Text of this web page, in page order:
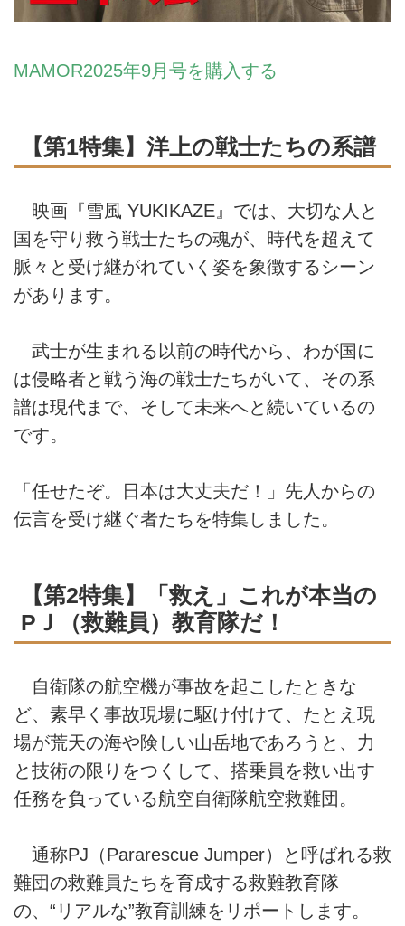
MAMOR2025年9月号を購入する
【第1特集】洋上の戦士たちの系譜
映画『雪風 YUKIKAZE』では、大切な人と
国を守り救う戦士たちの魂が、時代を超えて
脈々と受け継がれていく姿を象徴するシーン
があります。
武士が生まれる以前の時代から、わが国に
は侵略者と戦う海の戦士たちがいて、その系
譜は現代まで、そして未来へと続いているの
です。
「任せたぞ。日本は大丈夫だ！」先人からの
伝言を受け継ぐ者たちを特集しました。
【第2特集】「救え」これが本当の
PＪ（救難員）教育隊だ！
自衛隊の航空機が事故を起こしたときな
ど、素早く事故現場に駆け付けて、たとえ現
場が荒天の海や険しい山岳地であろうと、力
と技術の限りをつくして、搭乗員を救い出す
任務を負っている航空自衛隊航空救難団。
通称PJ（Pararescue Jumper）と呼ばれる救
難団の救難員たちを育成する救難教育隊
の、“リアルな”教育訓練をリポートします。